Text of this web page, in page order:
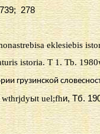
278
eklesiebis
istoria. T 1. Tb.
грузинской
wthrjdyыt uel;fhи, Тб.